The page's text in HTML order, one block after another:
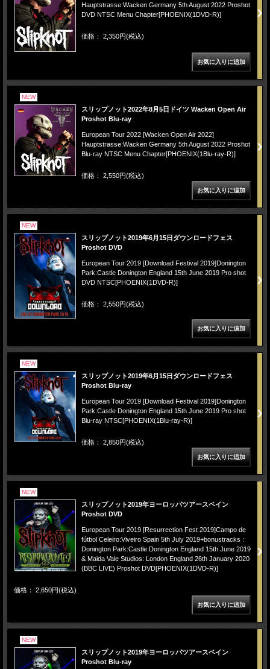
Hauptstrasse:Wacken Germany 5th August 2022 Proshot
DVD NTSC Menu Chapter[PHOENIX(1DVD-R)]
価格： 2,350円(税込)
NEW
スリップノット2022年8月5日ドイツ Wacken Open Air
Proshot Blu-ray
European Tour 2022 [Wacken Open Air 2022]
Hauptstrasse:Wacken Germany 5th August 2022 Proshot
Blu-ray NTSC Menu Chapter[PHOENIX(1Blu-ray-R)]
価格： 2,550円(税込)
NEW
スリップノット2019年6月15日ダウンロードフェス
Proshot DVD
European Tour 2019 [Download Festival 2019]Donington
Park:Castle Donington England 15th June 2019 Pro shot
DVD NTSC[PHOENIX(1DVD-R)]
価格： 2,550円(税込)
NEW
スリップノット2019年6月15日ダウンロードフェス
Proshot Blu-ray
European Tour 2019 [Download Festival 2019]Donington
Park:Castle Donington England 15th June 2019 Pro shot
Blu-ray NTSC[PHOENIX(1Blu-ray-R)]
価格： 2,850円(税込)
NEW
スリップノット2019年ヨーロッパツアースペイン
Proshot DVD
European Tour 2019 [Resurrection Fest 2019]Campo de
fútbol Celeiro:Viveiro Spain 5th July 2019+bonustracks :
Donington Park:Castle Donington England 15th June 2019
& Maida Vale Studios: London England 26th January 2020
(BBC LIVE) Proshot DVD[PHOENIX(1DVD-R)]
価格： 2,650円(税込)
NEW
スリップノット2019年ヨーロッパツアースペイン
Proshot Blu-ray